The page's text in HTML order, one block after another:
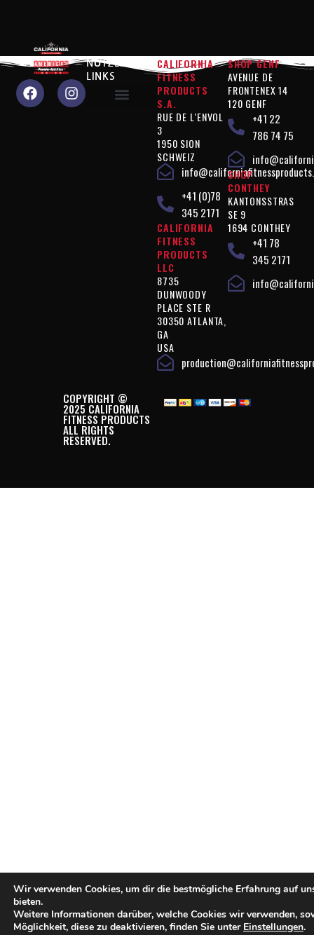
NÜTZLICHE
LINKS
CALIFORNIA
FITNESS
PRODUCTS
S.A.
RUE DE L'ENVOL
3
1950 SION
SCHWEIZ
+41 (0)78
345 2171
CALIFORNIA
FITNESS
PRODUCTS
LLC
8735
DUNWOODY
PLACE STE R
30350 ATLANTA,
GA
USA
SHOP GENF
AVENUE DE
FRONTENEX 14
120 GENF
+41 22
786 74 75
SHOP
CONTHEY
KANTONSSTRAS
SE 9
1694 CONTHEY
+41 78
345 2171
COPYRIGHT ©
2025 CALIFORNIA
FITNESS PRODUCTS
ALL RIGHTS
RESERVED.
Wir verwenden Cookies, um dir die bestmögliche Erfahrung auf
bieten.
Weitere Informationen darüber, welche Cookies wir verwenden,
Möglichkeit, diese zu deaktivieren, finden Sie unter Einstellungen.